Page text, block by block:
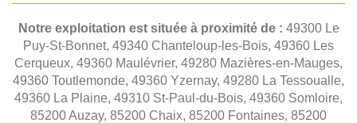
Notre exploitation est située à proximité de : 49300 Le
Puy-St-Bonnet, 49340 Chanteloup-les-Bois, 49360 Les
Cerqueux, 49360 Maulévrier, 49280 Mazières-en-Mauges,
49360 Toutlemonde, 49360 Yzernay, 49280 La Tessoualle,
49360 La Plaine, 49310 St-Paul-du-Bois, 49360 Somloire,
85200 Auzay, 85200 Chaix, 85200 Fontaines, 85200